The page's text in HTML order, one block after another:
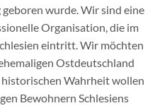
wurde. Wir sind eine
Organisation, die im
eintritt. Wir möchten
Ostdeutschland
Wahrheit wollen
Bewohnern Schlesiens